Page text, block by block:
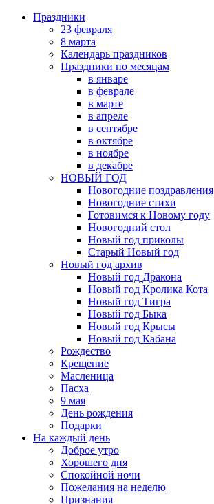
Праздники
23 февраля
8 марта
Календарь праздников
Праздники по месяцам
в январе
в феврале
в марте
в апреле
в сентябре
в октябре
в ноябре
в декабре
НОВЫЙ ГОД
Новогодние поздравления
Новогодние стихи
Готовимся к Новому году
Новогодний стол
Новый год приколы
Старый Новый год
Новый год архив
Новый год Дракона
Новый год Кролика Кота
Новый год Тигра
Новый год Быка
Новый год Крысы
Новый год Кабана
Рождество
Крещение
Масленица
Пасха
9 мая
День рождения
Подарки
На каждый день
Доброе утро
Хорошего дня
Спокойной ночи
Пожелания на неделю
Признания